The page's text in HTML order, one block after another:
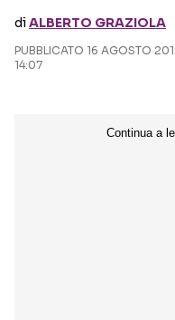
diALBERTO GRAZIOLA
PUBBLICATO 16 AGOSTO
14:07